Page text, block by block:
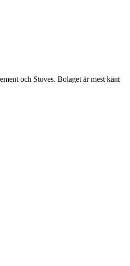
och Stoves. Bolaget är mest känt